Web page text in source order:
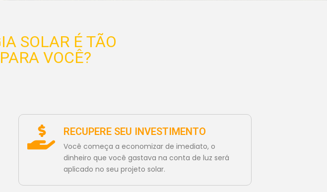
SOLAR É TÃO
VOCÊ?
RECUPERE SEU INVESTIMENTO
Você começa a economizar de imediato, o
dinheiro que você gastava na conta de luz será
aplicado no seu projeto solar.